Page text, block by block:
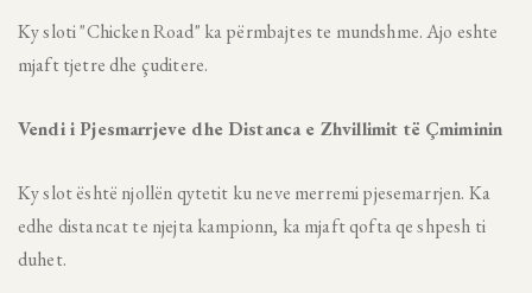
Ky sloti "Chicken Road" ka përmbajtes te mundshme. Ajo eshte
mjaft tjetre dhe çuditere.
Vendi i Pjesmarrjeve dhe Distanca e Zhvillimit të Çmiminin
Ky slot është njollën qytetit ku neve merremi pjesemarrjen. Ka
edhe distancat te njejta kampionn, ka mjaft qofta qe shpesh ti
duhet.